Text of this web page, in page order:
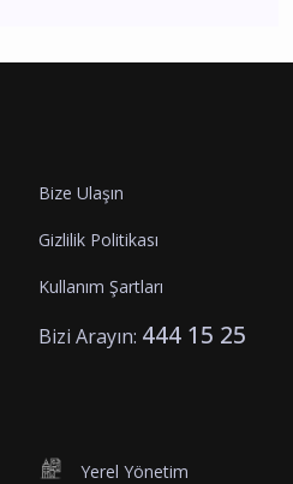
Bize Ulaşın
Gizlilik Politikası
Kullanım Şartları
Bizi Arayın: 444 15 25
Yerel Yönetim